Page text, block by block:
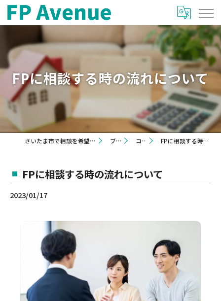
FPに相談する時の流れについて
さいたま市で相談を希望するならFP Avenue ブログ コラム FPに相談する時の流れについて
FPに相談する時の流れについて
2023/01/17